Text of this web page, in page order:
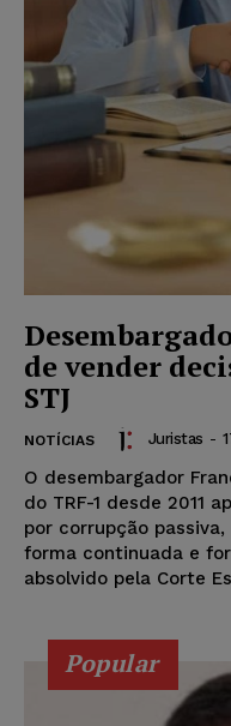
de vender
STJ
NOTÍCIAS Juristas -
O desembargador
do TRF-1 desde 2011
por corrupção
forma continuada e
absolvido pela Corte
Popular